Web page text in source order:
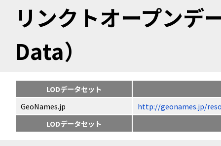
リンクトオープン
Data）
LODデータセット
GeoNames.jp
http://geonames.jp/
LODデータセット